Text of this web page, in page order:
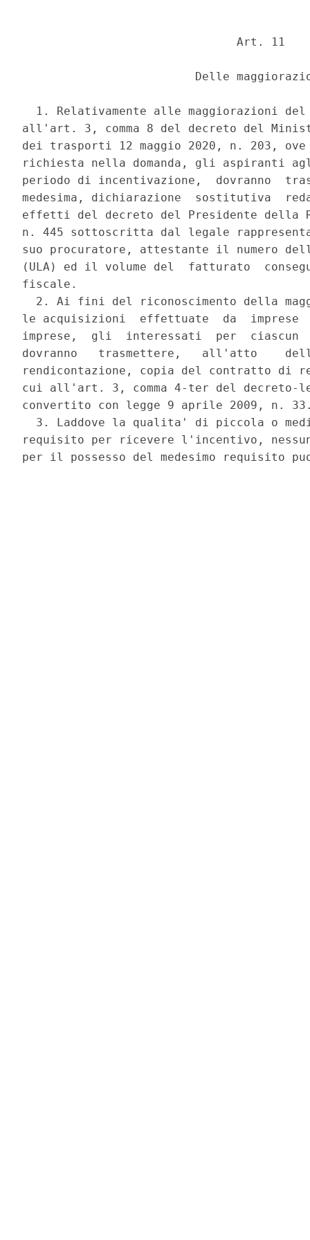
                               Art. 11
Delle
1. Relativamente alle maggiorazioni
all'art. 3, comma 8 del decreto del
dei trasporti 12 maggio 2020, n. 203,
richiesta nella domanda, gli aspiranti
periodo di incentivazione,  dovranno
medesima, dichiarazione  sostitutiva
effetti del decreto del Presidente della
n. 445 sottoscritta dal legale
suo procuratore, attestante il numero
(ULA) ed il volume del  fatturato
fiscale.
2. Ai fini del riconoscimento della
le acquisizioni  effettuate  da
imprese,  gli  interessati  per  ciascun
dovranno   trasmettere,   all'atto
rendicontazione, copia del contratto di
cui all'art. 3, comma 4-ter del decreto-
convertito con legge 9 aprile 2009, n.
3. Laddove la qualita' di piccola o
requisito per ricevere l'incentivo,